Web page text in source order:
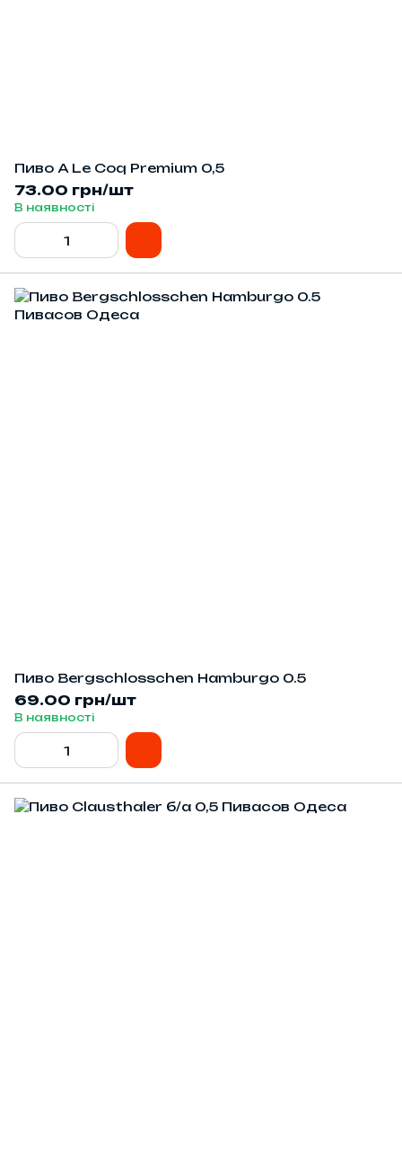
Пиво A Le Coq Premium 0,5
73.00 грн/шт
В наявності
Пиво Bergschlosschen Hamburgo 0.5
69.00 грн/шт
В наявності